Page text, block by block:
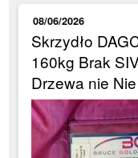
08/06/2026
Skrzydło
160kg Brak
Drzewa nie